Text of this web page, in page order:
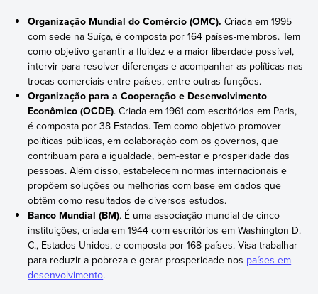
Organização Mundial do Comércio (OMC). Criada em 1995
com sede na Suíça, é composta por 164 países-membros. Tem
como objetivo garantir a fluidez e a maior liberdade possível,
intervir para resolver diferenças e acompanhar as políticas nas
trocas comerciais entre países, entre outras funções.
Organização para a Cooperação e Desenvolvimento
Econômico (OCDE). Criada em 1961 com escritórios em Paris,
é composta por 38 Estados. Tem como objetivo promover
políticas públicas, em colaboração com os governos, que
contribuam para a igualdade, bem-estar e prosperidade das
pessoas. Além disso, estabelecem normas internacionais e
propõem soluções ou melhorias com base em dados que
obtêm como resultados de diversos estudos.
Banco Mundial (BM). É uma associação mundial de cinco
instituições, criada em 1944 com escritórios em Washington D.
C., Estados Unidos, e composta por 168 países. Visa trabalhar
para reduzir a pobreza e gerar prosperidade nos países em
desenvolvimento.